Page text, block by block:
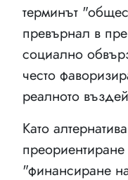
терминът
превърнал в
социално
често
реалното
Като
"финансиране